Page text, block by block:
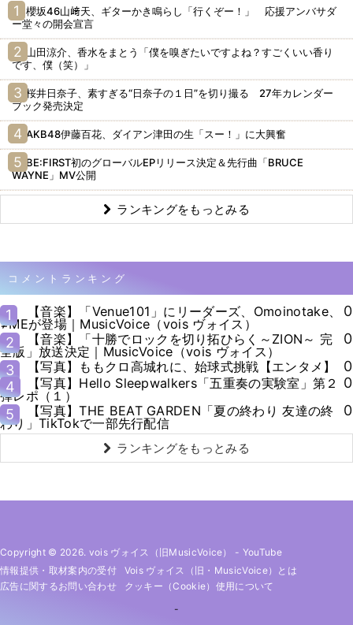
櫻坂46山﨑天、ギターかき鳴らし「行くぞー！」 応援アンバサダ
ー堂々の開会宣言
山田涼介、香水をまとう「僕を嗅ぎたいですよね？すごくいい香り
です、僕（笑）」
桜井日奈子、素すぎる“日奈子の１日”を切り撮る 27年カレンダー
ブック発売決定
AKB48伊藤百花、ダイアン津田の生「スー！」に大興奮
BE:FIRST初のグローバルEPリリース決定＆先行曲「BRUCE
WAYNE」MV公開
ランキングをもっとみる
コメントランキング
1
【音楽】「Venue101」にリーダーズ、Omoinotake、
≠MEが登場｜MusicVoice（vois ヴォイス）
0
2
【音楽】「十勝でロックを切り拓ひらく～ZION～ 完
全版」放送決定｜MusicVoice（vois ヴォイス）
0
3
【写真】ももクロ高城れに、始球式挑戦【エンタメ】
0
4
【写真】Hello Sleepwalkers「五重奏の実験室」第２
弾レポ（１）
0
5
【写真】THE BEAT GARDEN「夏の終わり 友達の終
わり」TikTokで一部先行配信
0
ランキングをもっとみる
Copyright © 2026. vois ヴォイス（旧MusicVoice） - YouTube
情報提供・取材案内の受付
Vois ヴォイス（旧・MusicVoice）とは
広告に関するお問い合わせ
クッキー（cookie）使用について
-